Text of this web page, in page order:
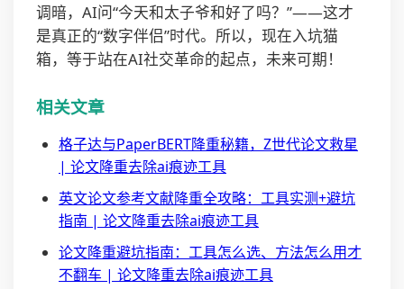
调暗，AI问“今天和太子爷和好了吗？”——这才
是真正的“数字伴侣”时代。所以，现在入坑猫
箱，等于站在AI社交革命的起点，未来可期！
相关文章
格子达与PaperBERT降重秘籍，Z世代论文救星
| 论文降重去除ai痕迹工具
英文论文参考文献降重全攻略：工具实测+避坑
指南 | 论文降重去除ai痕迹工具
论文降重避坑指南：工具怎么选、方法怎么用才
不翻车 | 论文降重去除ai痕迹工具